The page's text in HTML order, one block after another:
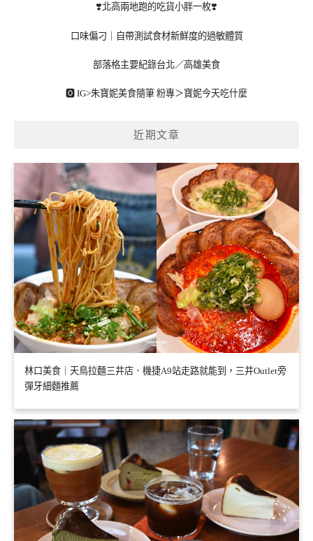
❣️北高兩地跑的吃貨小胖一枚❣️
口味偏刁｜自帶測試食材新鮮度的過敏體質
部落格主要紀錄台北／高雄美食
🅾 IG>朱寶妮美食隨筆 粉專＞寶妮今天吃什麼
近期文章
林口美食｜天鳥拉麵三井店．機捷A9站走路就能到，三井Outlet旁
彈牙細麵推薦